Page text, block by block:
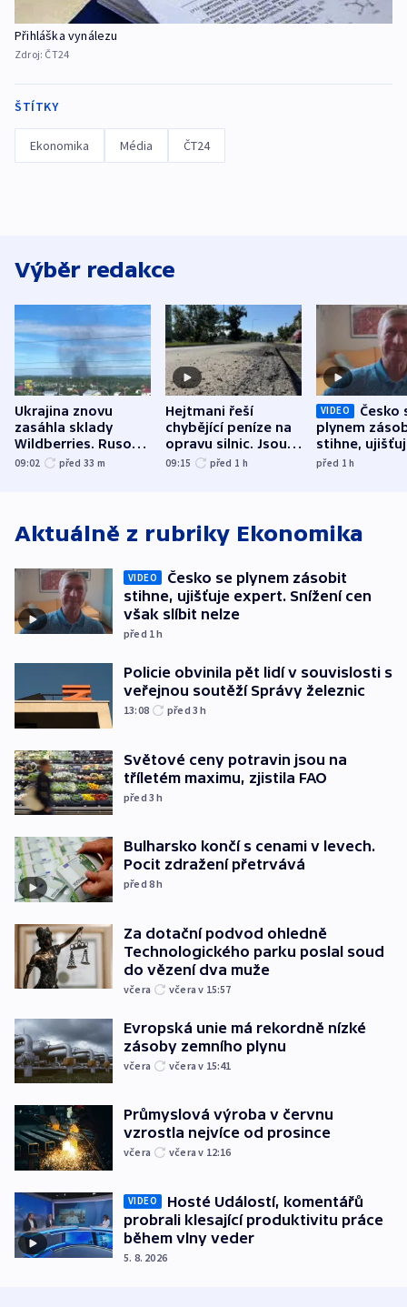
Přihláška vynálezu
Zdroj: ČT24
ŠTÍTKY
Ekonomika Média ČT24
Výběr redakce
Ukrajina znovu
zasáhla sklady
Wildberries. Rusové
útočili v Charkovské
09:02 před 33 m
Hejtmani řeší
chybějící peníze na
opravu silnic. Jsou
nenárokové, namítá
09:15 před 1 h
VIDEO
Česko
plynem
stihne,
expert.
před 1h
Aktuálně z rubriky Ekonomika
VIDEO
Česko se plynem zásobit
stihne, ujišťuje expert. Snížení cen
však slíbit nelze
před 1h
Policie obvinila pět lidí v souvislosti s
veřejnou soutěží Správy železnic
13:08 před 3h
Světové ceny potravin jsou na
tříletém maximu, zjistila FAO
před 3h
Bulharsko končí s cenami v levech.
Pocit zdražení přetrvává
před 8h
Za dotační podvod ohledně
Technologického parku poslal soud
do vězení dva muže
včera včera v 15:57
Evropská unie má rekordně nízké
zásoby zemního plynu
včera včera v 15:41
Průmyslová výroba v červnu
vzrostla nejvíce od prosince
včera včera v 12:16
VIDEO
Hosté Událostí, komentářů
probrali klesající produktivitu práce
během vlny veder
5. 8. 2026